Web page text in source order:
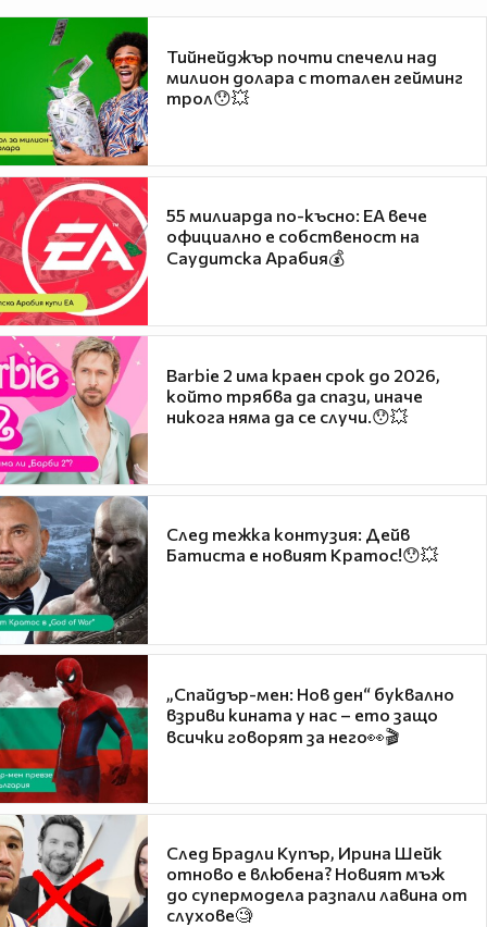
Тийнейджър почти спечели над
милион долара с тотален гейминг
трол😯💥
55 милиарда по-късно: EA вече
официално е собственост на
Саудитска Арабия💰
Barbie 2 има краен срок до 2026,
който трябва да спази, иначе
никога няма да се случи.😯💥
След тежка контузия: Дейв
Батиста е новият Кратос!😯💥
„Спайдър-мен: Нов ден“ буквално
взриви кината у нас – ето защо
всички говорят за него👀🎬
След Брадли Купър, Ирина Шейк
отново е влюбена? Новият мъж
до супермодела разпали лавина от
слухове🧐